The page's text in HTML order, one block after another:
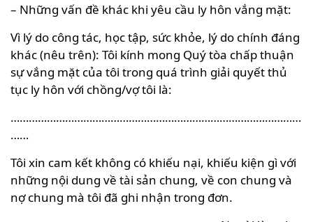
– Những vấn đề khác khi yêu cầu ly hôn vắng mặt:
Vì lý do công tác, học tập, sức khỏe, lý do chính đáng
khác (nêu trên): Tôi kính mong Quý tòa chấp thuận
sự vắng mặt của tôi trong quá trình giải quyết thủ
tục ly hôn với chồng/vợ tôi là:
……………………………………………………………………………………
……
Tôi xin cam kết không có khiếu nại, khiếu kiện gì với
những nội dung về tài sản chung, về con chung và
nợ chung mà tôi đã ghi nhận trong đơn.